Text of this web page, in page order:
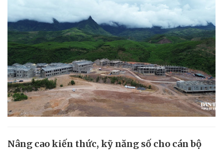
Nâng cao kiến thức, kỹ năng số cho cán bộ